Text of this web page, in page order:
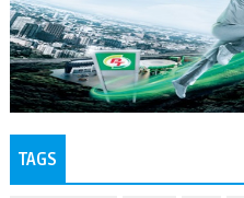
TAGS